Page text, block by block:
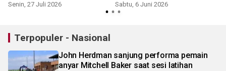
Senin, 27 Juli 2026 Sabtu, 6 Juni 2026
Terpopuler - Nasional
John Herdman sanjung performa pemain
anyar Mitchell Baker saat sesi latihan